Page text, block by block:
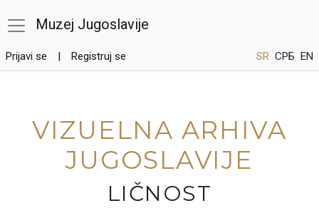
Muzej Jugoslavije
Prijavi se Registruj se SR СРБ EN
VIZUELNA ARHIVA
JUGOSLAVIJE
LIČNOST